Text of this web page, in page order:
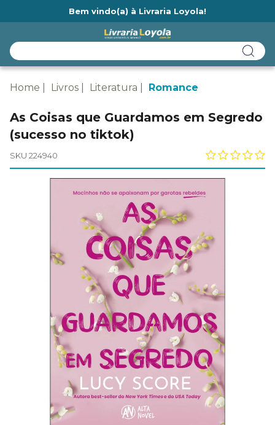
Bem vindo(a) à Livraria Loyola!
Home Livros Literatura Romance
As Coisas que Guardamos em Segredo
(sucesso no tiktok)
SKU 224940